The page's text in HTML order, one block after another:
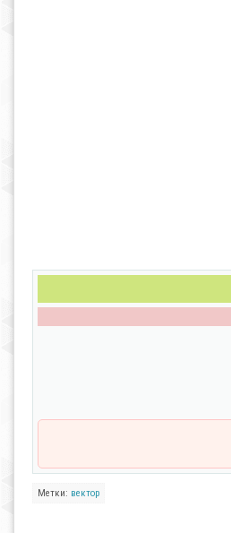
Метки: вектор